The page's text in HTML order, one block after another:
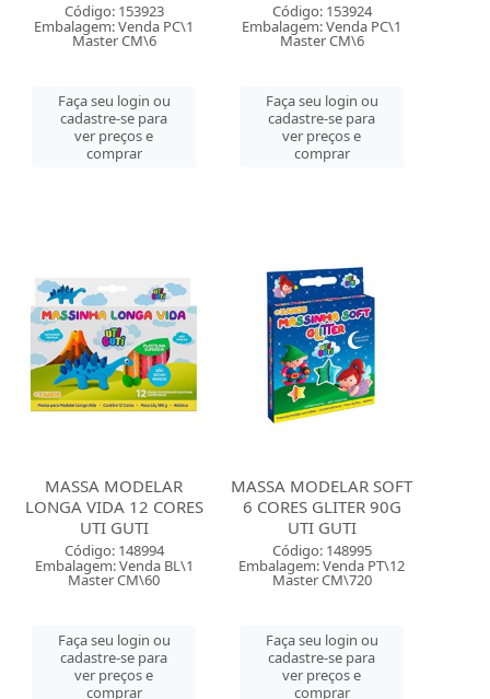
Código: 153923
Embalagem: Venda PC\1
Master CM\6
Faça seu login ou
cadastre-se para
ver preços e
comprar
Código: 153924
Embalagem: Venda PC\1
Master CM\6
Faça seu login ou
cadastre-se para
ver preços e
comprar
MASSA MODELAR
LONGA VIDA 12 CORES
UTI GUTI
Código: 148994
Embalagem: Venda BL\1
Master CM\60
Faça seu login ou
cadastre-se para
ver preços e
comprar
MASSA MODELAR SOFT
6 CORES GLITER 90G
UTI GUTI
Código: 148995
Embalagem: Venda PT\12
Master CM\720
Faça seu login ou
cadastre-se para
ver preços e
comprar